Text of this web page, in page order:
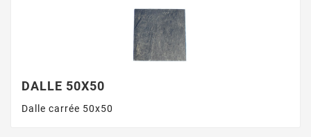
DALLE 50X50
Dalle carrée 50x50